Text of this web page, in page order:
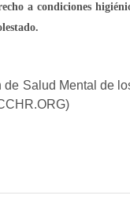
a condiciones
de Salud Mental de